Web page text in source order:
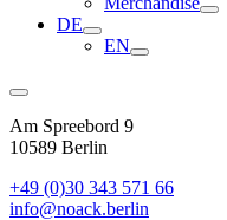
DE
EN
Am Spreebord 9
10589 Berlin
+49 (0)30 343 571 66
info@noack.berlin